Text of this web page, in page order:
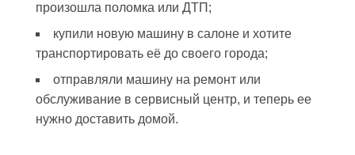
произошла поломка или ДТП;
купили новую машину в салоне и хотите
транспортировать её до своего города;
отправляли машину на ремонт или
обслуживание в сервисный центр, и теперь ее
нужно доставить домой.